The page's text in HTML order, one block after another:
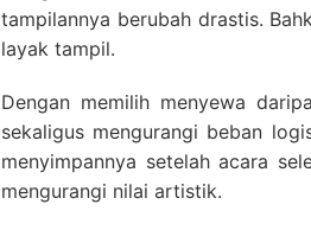
tampilannya berubah drastis.
layak tampil.
Dengan memilih menyewa
sekaligus mengurangi beban
menyimpannya setelah acara
mengurangi nilai artistik.